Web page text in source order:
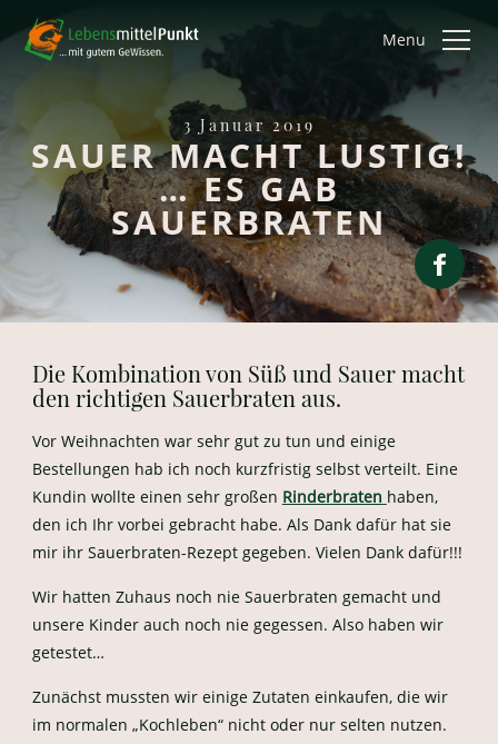
Menu
3 Januar 2019
SAUER MACHT LUSTIG!
… ES GAB
SAUERBRATEN
Die Kombination von Süß und Sauer macht
den richtigen Sauerbraten aus.
Vor Weihnachten war sehr gut zu tun und einige
Bestellungen hab ich noch kurzfristig selbst verteilt. Eine
Kundin wollte einen sehr großen Rinderbraten haben,
den ich Ihr vorbei gebracht habe. Als Dank dafür hat sie
mir ihr Sauerbraten-Rezept gegeben. Vielen Dank dafür!!!
Wir hatten Zuhaus noch nie Sauerbraten gemacht und
unsere Kinder auch noch nie gegessen. Also haben wir
getestet…
Zunächst mussten wir einige Zutaten einkaufen, die wir
im normalen „Kochleben“ nicht oder nur selten nutzen.